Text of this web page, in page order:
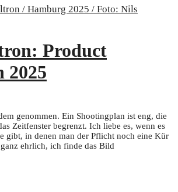
Product
2025
genommen. Ein Shootingplan ist eng, die
Zeitfenster begrenzt. Ich liebe es, wenn es
gibt, in denen man der Pflicht noch eine Kür
ehrlich, ich finde das Bild